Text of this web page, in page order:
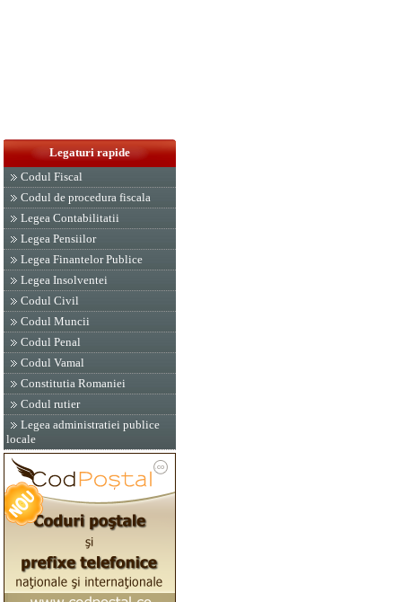
Legaturi rapide
Codul Fiscal
Codul de procedura fiscala
Legea Contabilitatii
Legea Pensiilor
Legea Finantelor Publice
Legea Insolventei
Codul Civil
Codul Muncii
Codul Penal
Codul Vamal
Constitutia Romaniei
Codul rutier
Legea administratiei publice
locale